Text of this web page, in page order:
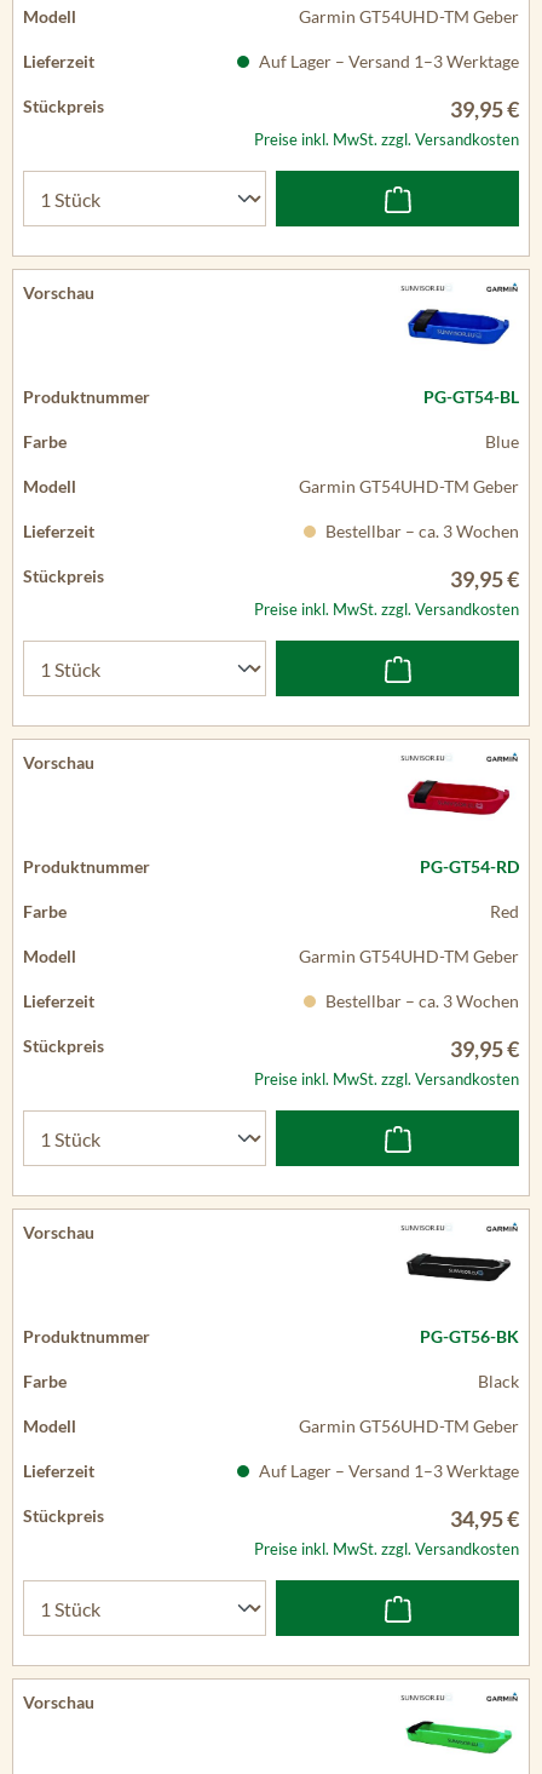
Garmin GT54UHD-TM Geber
Auf Lager – Versand 1–3 Werktage
39,95 €
Preise inkl. MwSt. zzgl. Versandkosten
PG-GT54-BL
Blue
Garmin GT54UHD-TM Geber
Bestellbar – ca. 3 Wochen
39,95 €
Preise inkl. MwSt. zzgl. Versandkosten
PG-GT54-RD
Red
Garmin GT54UHD-TM Geber
Bestellbar – ca. 3 Wochen
39,95 €
Preise inkl. MwSt. zzgl. Versandkosten
PG-GT56-BK
Black
Garmin GT56UHD-TM Geber
Auf Lager – Versand 1–3 Werktage
34,95 €
Preise inkl. MwSt. zzgl. Versandkosten